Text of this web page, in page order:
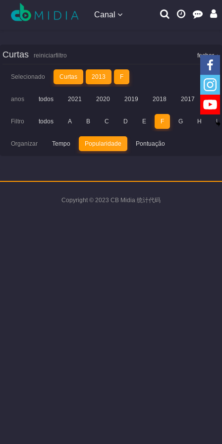
Canal
fechar
Curtas reiniciarfiltro
Selecionado Curtas 2013 F
anos todos 2021 2020 2019 2018 2017
Filtro todos A B C D E F G H I
Organizar Tempo Popularidade Pontuação
Copyright © 2023 CB Midia 统计代码